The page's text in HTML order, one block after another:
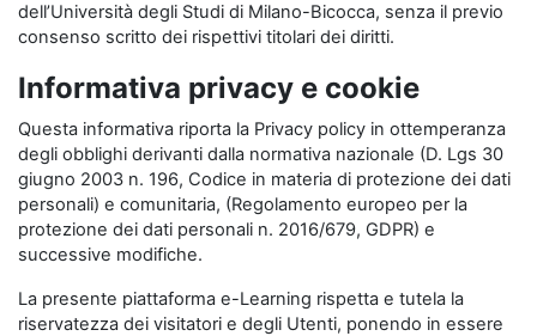
dell’Università degli Studi di Milano-Bicocca, senza il previo
consenso scritto dei rispettivi titolari dei diritti.
Informativa privacy e cookie
Questa informativa riporta la Privacy policy in ottemperanza
degli obblighi derivanti dalla normativa nazionale (D. Lgs 30
giugno 2003 n. 196, Codice in materia di protezione dei dati
personali) e comunitaria, (Regolamento europeo per la
protezione dei dati personali n. 2016/679, GDPR) e
successive modifiche.
La presente piattaforma e-Learning rispetta e tutela la
riservatezza dei visitatori e degli Utenti, ponendo in essere